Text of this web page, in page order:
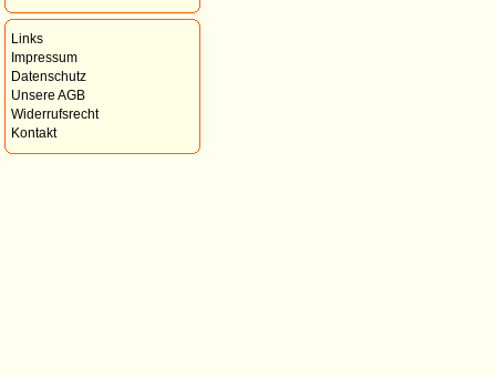
Links
Impressum
Datenschutz
Unsere AGB
Widerrufsrecht
Kontakt